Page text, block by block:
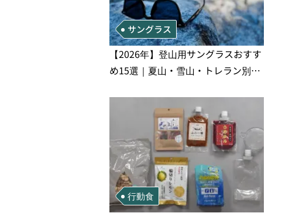
サングラス
【2026年】登山用サングラスおすす
め15選｜夏山・雪山・トレラン別、
行動食